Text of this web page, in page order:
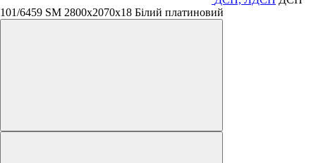
101/6459 SM 2800х2070х18 Білий платиновий